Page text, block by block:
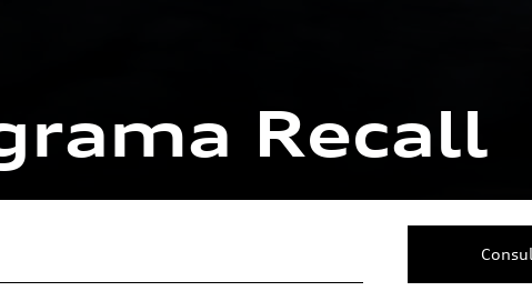
Recall